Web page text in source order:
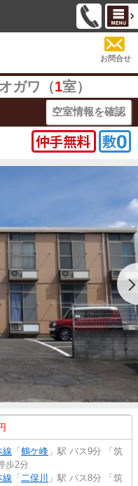
お問合せ
ガワ（1室）
空室情報を確認
線 「 鶴ケ峰 」駅 バス9分 「筑
歩2分
線 「 二俣川 」駅 バス8分 「筑